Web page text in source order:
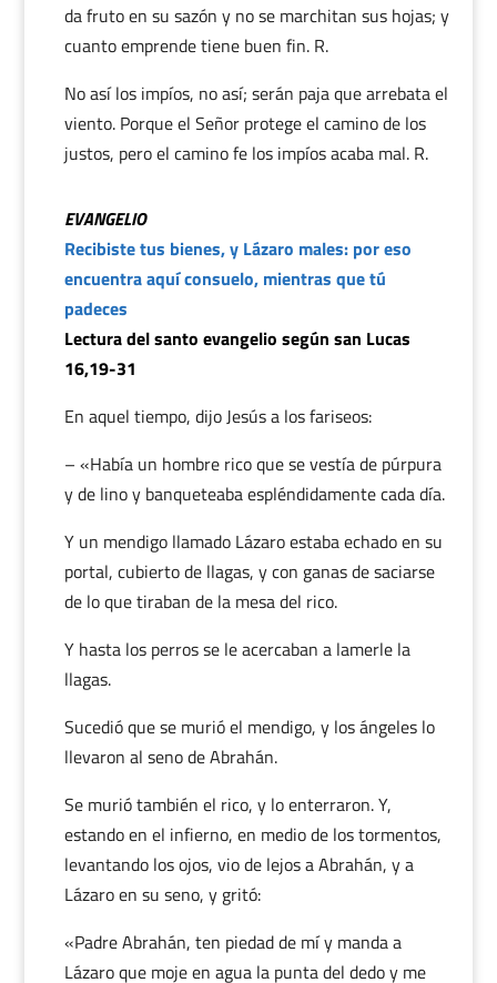
da fruto en su sazón y no se marchitan sus hojas; y
cuanto emprende tiene buen fin. R.
No así los impíos, no así; serán paja que arrebata el
viento. Porque el Señor protege el camino de los
justos, pero el camino fe los impíos acaba mal. R.
EVANGELIO
Recibiste tus bienes, y Lázaro males: por eso
encuentra aquí consuelo, mientras que tú
padeces
Lectura del santo evangelio según san Lucas
16,19-31
En aquel tiempo, dijo Jesús a los fariseos:
– «Había un hombre rico que se vestía de púrpura
y de lino y banqueteaba espléndidamente cada día.
Y un mendigo llamado Lázaro estaba echado en su
portal, cubierto de llagas, y con ganas de saciarse
de lo que tiraban de la mesa del rico.
Y hasta los perros se le acercaban a lamerle la
llagas.
Sucedió que se murió el mendigo, y los ángeles lo
llevaron al seno de Abrahán.
Se murió también el rico, y lo enterraron. Y,
estando en el infierno, en medio de los tormentos,
levantando los ojos, vio de lejos a Abrahán, y a
Lázaro en su seno, y gritó:
«Padre Abrahán, ten piedad de mí y manda a
Lázaro que moje en agua la punta del dedo y me